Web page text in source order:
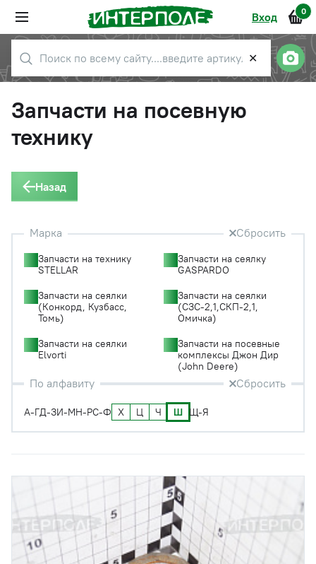
Вход 0
✕
Запчасти на посевную
технику
Назад
Марка Сбросить
Запчасти на технику
STELLAR
Запчасти на сеялку
GASPARDO
Запчасти на сеялки
(Конкорд, Кузбасс,
Томь)
Запчасти на сеялки
(СЗС-2,1,СКП-2,1,
Омичка)
Запчасти на сеялки
Elvorti
Запчасти на посевные
комплексы Джон Дир
(John Deere)
По алфавиту Сбросить
А-ГД-ЗИ-МН-РС-Ф Х Ц Ч Ш Щ-Я